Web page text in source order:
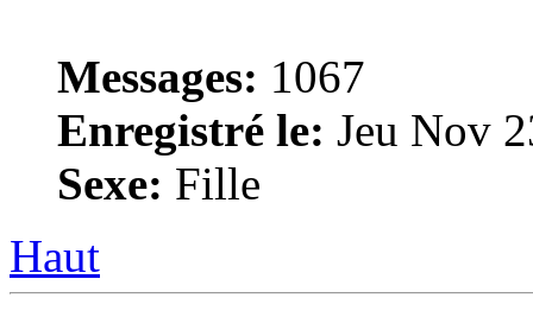
Messages: 1067
Enregistré le: Jeu Nov
Sexe: Fille
Haut